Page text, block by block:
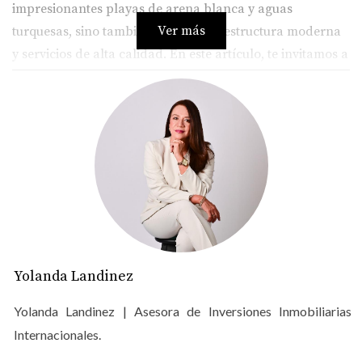
impresionantes playas de arena blanca y aguas
turquesas, sino también por su infraestructura moderna
y servicios de alta calidad. En este artículo, te invitamos a
descubrir todo lo que Cap Cana tiene para ofrecer, desde
sus atractivas propiedades hasta la calidez de su
comunidad internacional. Si alguna vez has soñado con
tener un hogar en el paraíso o buscas una inversión
¿Por qué Cap Cana?
Cap Cana se destaca por varias razones que lo
continuación, exploraremos dos aspectos clave: lujo y
comodidad, así como seguridad y comunidad
internacional.
Ver más
Yolanda Landinez
Yolanda Landinez | Asesora de Inversiones Inmobiliarias
Internacionales.